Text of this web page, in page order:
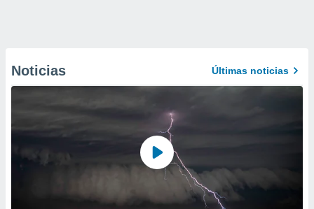
Noticias Últimas noticias